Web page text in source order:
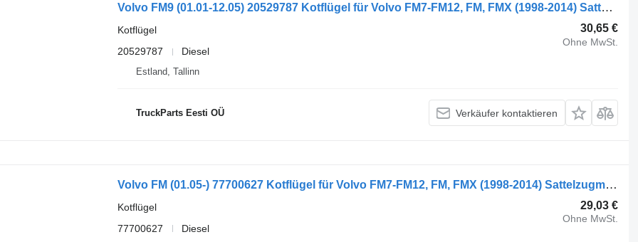
Volvo FM9 (01.01-12.05) 20529787 Kotflügel für Volvo FM7-FM12, FM, FMX (1998-2014) Sattelzugmaschine
30,65 €
Ohne MwSt.
Kotflügel
20529787
Diesel
Estland, Tallinn
TruckParts Eesti OÜ Verkäufer kontaktieren
Volvo FM (01.05-) 77700627 Kotflügel für Volvo FM7-FM12, FM, FMX (1998-2014) Sattelzugmaschine
29,03 €
Ohne MwSt.
Kotflügel
77700627
Diesel